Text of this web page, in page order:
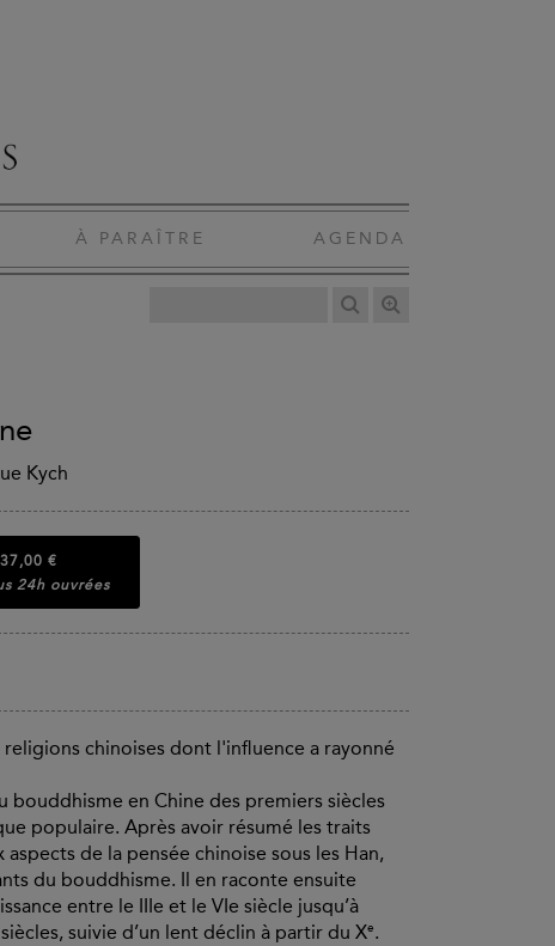
À PARAÎTRE AGENDA
Kych
37,00 €
24h ouvrées
chinoises dont l'influence a rayonné
bouddhisme en Chine des premiers siècles
populaire. Après avoir résumé les traits
de la pensée chinoise sous les Han,
du bouddhisme. Il en raconte ensuite
entre le IIIe et le VIe siècle jusqu’à
siècles, suivie d’un lent déclin à partir du Xe.